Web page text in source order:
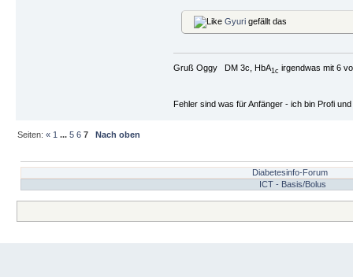
Gyurigefällt das
Gruß Oggy DM 3c, HbA1c irgendwas mit 6
Fehler sind was für Anfänger - ich bin Profi
Seiten:« 1 ...5 6 7 Nach oben
Diabetesinfo-Forum
ICT - Basis/Bolus